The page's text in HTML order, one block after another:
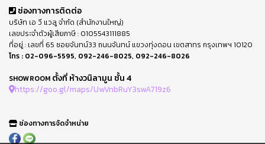
ช่องทางการติดต่อ
บริษัท เอ วี แวลู จำกัด (สำนักงานใหญ่)
เลขประจำตัวผู้เสียภาษี : 0105543111885
ที่อยู่ : เลขที่ 65 ซอยจันทน์33 ถนนจันทน์ แขวงทุ่งดอน เขตสาทร กรุงเทพฯ 10120
โทร : 02-096-5595, 092-246-8025, 092-246-8026
SHOWROOM ตั้งที่ ห้างวนิลามูน ชั้น 4
https://goo.gl/maps/UwVnbRuY3swA719z6
ช่องทางการจัดจำหน่าย